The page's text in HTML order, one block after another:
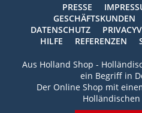
PRESSE
GESCHÄFTSKUNDEN
DATENSCHUTZ
HILFE
REFERENZEN
Aus Holland Shop -
ein Begriff in
Der Online Shop mit